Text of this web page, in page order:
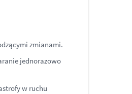
zmianami.
jednorazowo
w ruchu